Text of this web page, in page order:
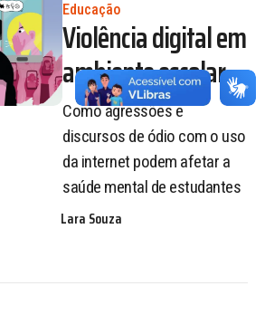
Educação
Violência digital em
ambiente escolar
Como agressões e
discursos de ódio com o uso
da internet podem afetar a
saúde mental de estudantes
Lara Souza